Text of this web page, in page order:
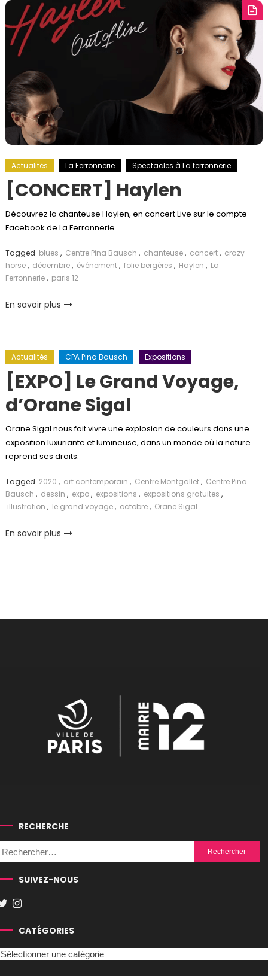
Actualités La Ferronnerie Spectacles à La ferronnerie
[CONCERT] Haylen
Découvrez la chanteuse Haylen, en concert Live sur le compte
Facebook de La Ferronnerie.
Tagged blues , Centre Pina Bausch , chanteuse, concert, crazy
horse, décembre, événement, folie bergères , Haylen , La
Ferronnerie, paris 12
En savoir plus
Actualités CPA Pina Bausch Expositions
[EXPO] Le Grand Voyage,
d’Orane Sigal
Orane Sigal nous fait vivre une explosion de couleurs dans une
exposition luxuriante et lumineuse, dans un monde où la nature
reprend ses droits.
Tagged 2020 , art contemporain , Centre Montgallet, Centre Pina
Bausch , dessin , expo, expositions , expositions gratuites ,
illustration , le grand voyage, octobre, Orane Sigal
En savoir plus
RECHERCHE
Rechercher :
SUIVEZ-NOUS
CATÉGORIES